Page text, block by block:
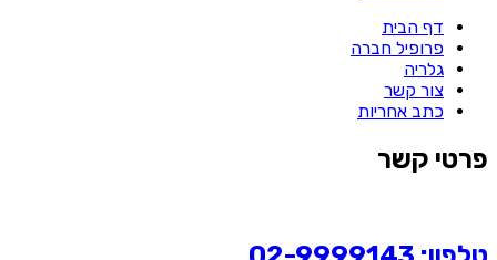
דף הבית
פרופיל חברה
גלריה
צור קשר
כתב אחריות
פרטי קשר